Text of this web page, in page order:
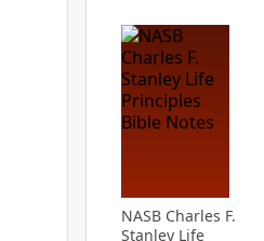
NASB Charles F.
Stanley Life